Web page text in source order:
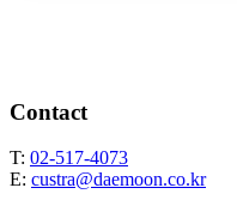
Contact
T: 02-517-4073
E: custra@daemoon.co.kr